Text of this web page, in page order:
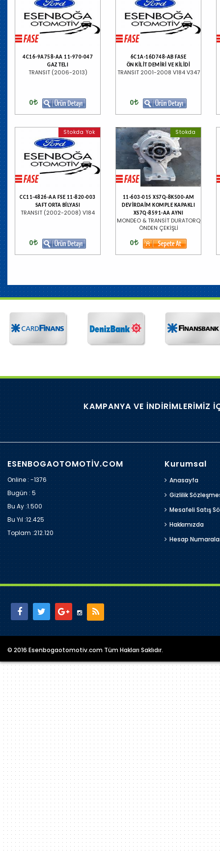
4C16-9A758-AA 11-970-047
GAZ TELI
TRANSIT (2006-2013)
0
6C1A-16D748-AB FASE
ÖN KİLİT DEMİRİ VE KİLİDİ
TRANSIT 2001-2008 V184 V347
0
Stokda Yok
CC11-4826-AA FSE 11-820-003
SAFT ORTA BİLYASI
TRANSIT (2002-2008) V184
0
Stokda
11-603-015 XS7Q-8K500-AM
DEVİRDAİM KOMPLE KAPAKLI
XS7Q-8591-AA AYNI
MONDEO & TRANSİT DURATORQ
ÖNDEN ÇEKİŞLİ
0
KAMPANYA VE İNDİRİMLERİMİZ
ESENBOGAOTOMOTİV.COM
Online : -1376
Bugün :5
Bu Ay :1.500
Bu Yıl :12.425
Toplam :212.120
Kurumsal
Anasayfa
Gizlilik
Mesafeli Satış
Hakkımızda
Hesap
© 2016 Esenbogaotomotiv.com Tüm Hakları Saklıdır.